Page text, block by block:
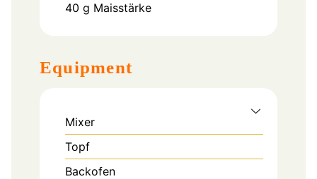
40 g Maisstärke
Equipment
Mixer
Topf
Backofen